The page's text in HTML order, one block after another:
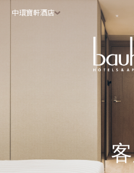
中環寶軒酒店